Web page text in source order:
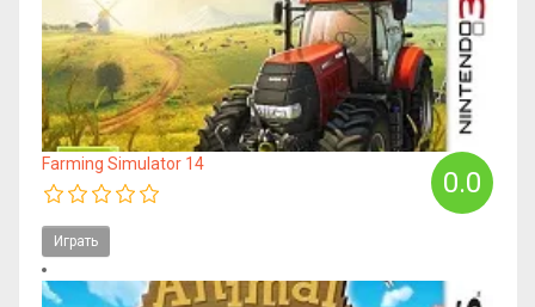
0.0
Farming Simulator 14
Играть